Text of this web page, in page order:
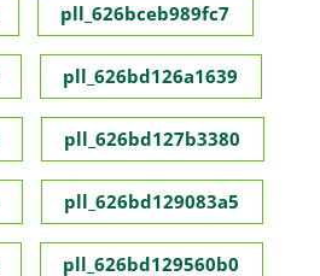
pll_626bceb989fc7
pll_626bd126a1639
pll_626bd127b3380
pll_626bd129083a5
pll_626bd129560b0